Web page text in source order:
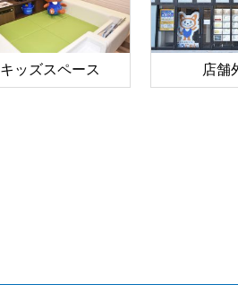
キッズスペース 店舗